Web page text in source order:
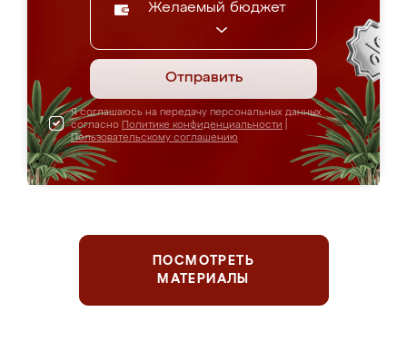
Желаемый бюджет
Отправить
Я соглашаюсь на передачу персональных данных
согласно Политике конфиденциальности
Пользовательскому соглашению
ПОСМОТРЕТЬ
МАТЕРИАЛЫ